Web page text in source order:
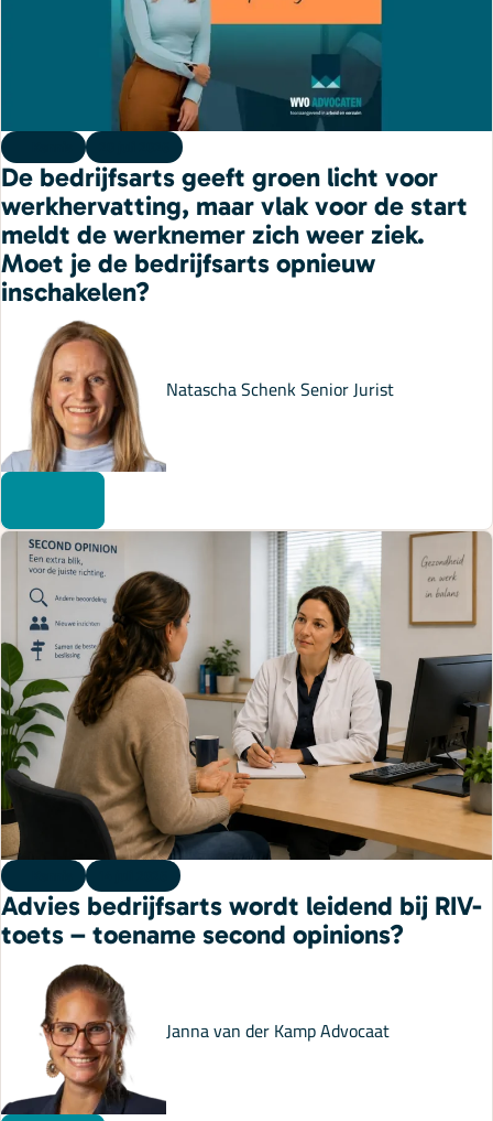
De bedrijfsarts geeft groen licht voor
werkhervatting, maar vlak voor de start
meldt de werknemer zich weer ziek.
Moet je de bedrijfsarts opnieuw
inschakelen?
Natascha SchenkSenior Jurist
Advies bedrijfsarts wordt leidend bij RIV-
toets – toename second opinions?
Janna van der KampAdvocaat